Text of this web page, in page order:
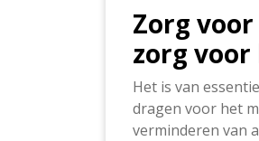
Zorg
zorg
Het is van
dragen voor het
verminderen van